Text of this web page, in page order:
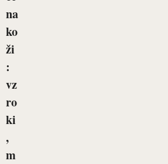
na
ko
ži
:
vz
ro
ki
,
m